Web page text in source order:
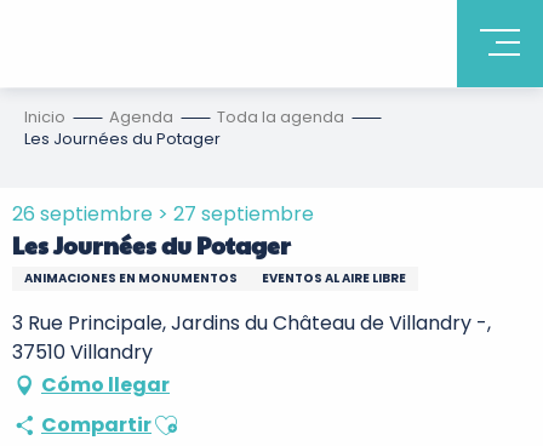
Inicio Agenda
Toda la agenda
Les Journées du Potager
26 septiembre > 27 septiembre
Les Journées du Potager
ANIMACIONES EN MONUMENTOS EVENTOS AL AIRE LIBRE
3 Rue Principale, Jardins du Château de Villandry -,
37510 Villandry
Cómo llegar
CompartirAjouter aux favoris